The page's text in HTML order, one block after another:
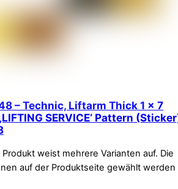
– Technic, Liftarm Thick 1 x 7
SERVICE‘ Pattern
Produkt weist mehrere Varianten auf. Die
auf der Produktseite gewählt werden